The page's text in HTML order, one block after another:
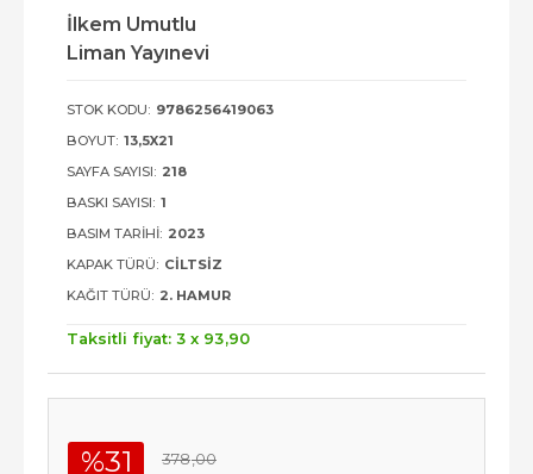
İlkem Umutlu
Liman Yayınevi
STOK KODU: 9786256419063
BOYUT: 13,5X21
SAYFA SAYISI: 218
BASKI SAYISI: 1
BASIM TARIHI: 2023
KAPAK TÜRÜ: CILTSIZ
KAĞIT TÜRÜ: 2. HAMUR
Taksitli fiyat: 3 x 93,90
%31 378,00